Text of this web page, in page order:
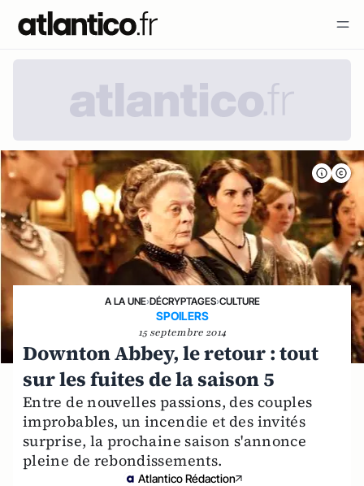
A LA UNE›DÉCRYPTAGES›CULTURE
SPOILERS
15 septembre 2014
Downton Abbey, le retour : tout
sur les fuites de la saison 5
Entre de nouvelles passions, des couples
improbables, un incendie et des invités
surprise, la prochaine saison s'annonce
pleine de rebondissements.
Atlantico Rédaction